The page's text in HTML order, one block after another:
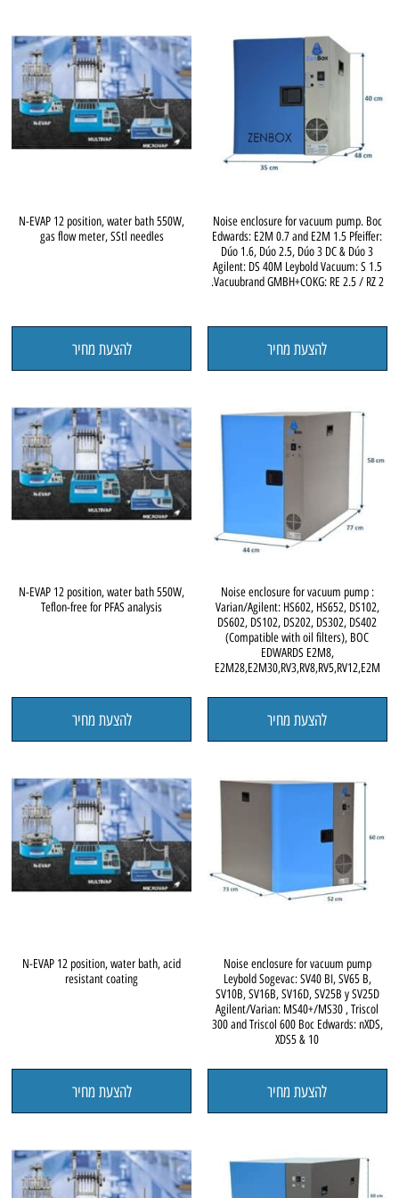
Noise enclosure for vacuum pump. Boc
Edwards: E2M 0.7 and E2M 1.5 Pfeiffer:
Dúo 1.6, Dúo 2.5, Dúo 3 DC & Dúo 3
Agilent: DS 40M Leybold Vacuum: S 1.5
Vacuubrand GMBH+COKG: RE 2.5 / RZ 2.
להצעת מחיר
N-EVAP 12 position, water bath 550W,
gas flow meter, SStl needles
להצעת מחיר
Noise enclosure for vacuum pump :
Varian/Agilent: HS602, HS652, DS102,
DS602, DS102, DS202, DS302, DS402
(Compatible with oil filters), BOC
EDWARDS E2M8,
E2M28,E2M30,RV3,RV8,RV5,RV12,E2M
להצעת מחיר
N-EVAP 12 position, water bath 550W,
Teflon-free for PFAS analysis
להצעת מחיר
Noise enclosure for vacuum pump
Leybold Sogevac: SV40 BI, SV65 B,
SV10B, SV16B, SV16D, SV25B y SV25D
Agilent/Varian: MS40+/MS30 , Triscol
300 and Triscol 600 Boc Edwards: nXDS,
XDS5 & 10
להצעת מחיר
N-EVAP 12 position, water bath, acid
resistant coating
להצעת מחיר